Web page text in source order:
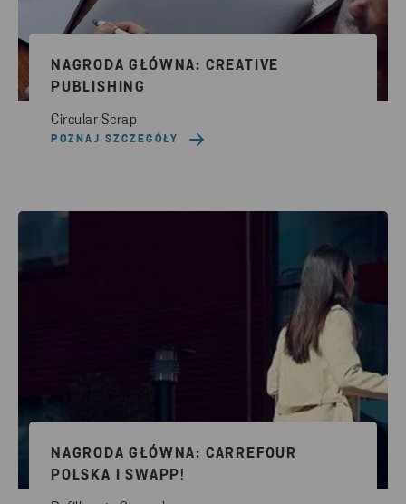
NAGRODA GŁÓWNA: CREATIVE
PUBLISHING
Circular Scrap
POZNAJ SZCZEGÓŁY
NAGRODA GŁÓWNA: CARREFOUR
POLSKA I SWAPP!